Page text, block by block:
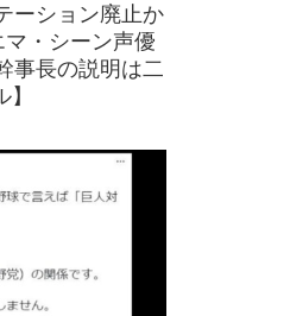
ーション廃止か
・シーン声優
事長の説明は二